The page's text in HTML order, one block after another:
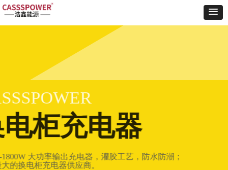
CASSSPOWER
换电柜充电器
750W -1800W 大功率输出充电器，灌胶工艺，防水防潮；
国内最大的换电柜充电器供应商。